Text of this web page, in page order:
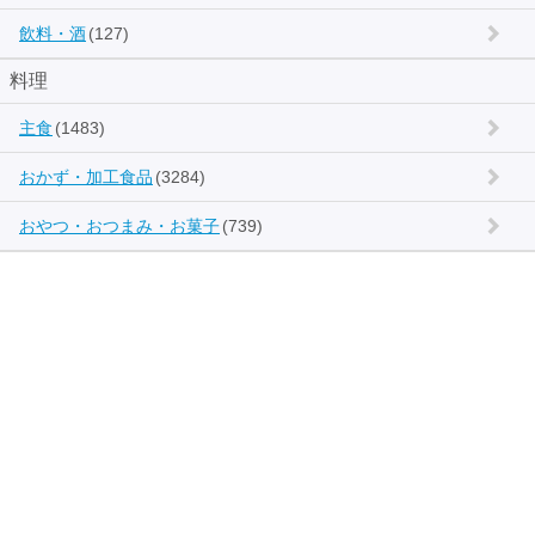
飲料・酒(127)
料理
主食 (1483)
おかず・加工食品 (3284)
おやつ・おつまみ・お菓子(739)